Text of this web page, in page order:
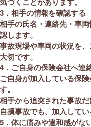
3 ．相手の情報を確認する
相手の氏名・連絡先・車
認します。
事故現場や車両の状況を
大切です。
4 ．ご自身の保険会社へ連
ご自身が加入している保
す。
相手から追突された事故
自損事故でも、加入して
5 ．体に痛みや違和感がな